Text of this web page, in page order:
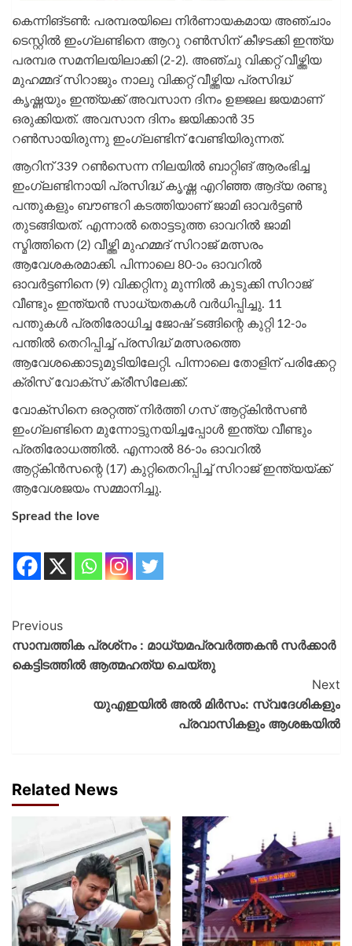
കെന്നിങ്ടണ്‍: പരമ്പരയിലെ നിര്‍ണായകമായ അഞ്ചാം
ടെസ്റ്റില്‍ ഇംഗ്ലണ്ടിനെ ആറു റണ്‍സിന് കീഴടക്കി ഇന്ത്യ
പരമ്പര സമനിലയിലാക്കി (2-2). അഞ്ചു വിക്കറ്റ് വീഴ്ത്തിയ
മുഹമ്മദ് സിറാജും നാലു വിക്കറ്റ് വീഴ്ത്തിയ പ്രസിദ്ധ്
കൃഷ്ണയും ഇന്ത്യക്ക് അവസാന ദിനം ഉജ്ജല ജയമാണ്
ഒരുക്കിയത്. അവസാന ദിനം ജയിക്കാന്‍ 35
റണ്‍സായിരുന്നു ഇംഗ്ലണ്ടിന് വേണ്ടിയിരുന്നത്.
ആറിന് 339 റണ്‍സെന്ന നിലയില്‍ ബാറ്റിങ് ആരംഭിച്ച
ഇംഗ്ലണ്ടിനായി പ്രസിദ്ധ് കൃഷ്ണ എറിഞ്ഞ ആദ്യ രണ്ടു
പന്തുകളും ബൗണ്ടറി കടത്തിയാണ് ജാമി ഓവര്‍ട്ടണ്‍
തുടങ്ങിയത്. എന്നാല്‍ തൊട്ടടുത്ത ഓവറില്‍ ജാമി
സ്മിത്തിനെ (2) വീഴ്ത്തി മുഹമ്മദ് സിറാജ് മത്സരം
ആവേശകരമാക്കി. പിന്നാലെ 80-ാം ഓവറില്‍
ഓവര്‍ട്ടണിനെ (9) വിക്കറ്റിനു മുന്നില്‍ കുടുക്കി സിറാജ്
വീണ്ടും ഇന്ത്യന്‍ സാധ്യതകള്‍ വര്‍ധിപ്പിച്ചു. 11
പന്തുകള്‍ പ്രതിരോധിച്ച ജോഷ് ടങ്ങിന്റെ കുറ്റി 12-ാം
പന്തില്‍ തെറിപ്പിച്ച് പ്രസിദ്ധ് മത്സരത്തെ
ആവേശക്കൊടുമുടിയിലേറ്റി. പിന്നാലെ തോളിന് പരിക്കേറ്റ
ക്രിസ് വോക്സ് ക്രീസിലേക്ക്.
വോക്സിനെ ഒരറ്റത്ത് നിര്‍ത്തി ഗസ് ആറ്റ്കിന്‍സണ്‍
ഇംഗ്ലണ്ടിനെ മുന്നോട്ടുനയിച്ചപ്പോള്‍ ഇന്ത്യ വീണ്ടും
പ്രതിരോധത്തില്‍. എന്നാല്‍ 86-ാം ഓവറില്‍
ആറ്റ്കിന്‍സന്റെ (17) കുറ്റിതെറിപ്പിച്ച് സിറാജ് ഇന്ത്യയ്ക്ക്
ആവേശജയം സമ്മാനിച്ചു.
Spread the love
Previous
സാമ്പത്തിക പ്രശ്‍നം : മാധ്യമപ്രവർത്തകൻ സർക്കാർ
കെട്ടിടത്തിൽ ആത്മഹത്യ ചെയ്‌തു
Next
യുഎഇയില്‍ അല്‍ മിര്‍സം: സ്വദേശികളും
പ്രവാസികളും ആശങ്കയില്‍
Related News